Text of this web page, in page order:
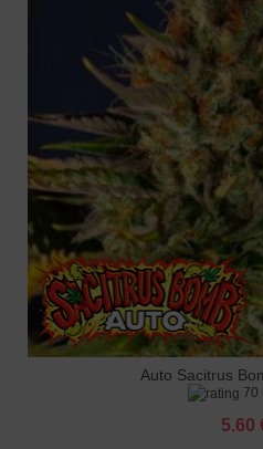
Auto Sacitrus
70
5.60